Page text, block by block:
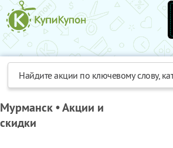
Мурманск • Акции и
скидки